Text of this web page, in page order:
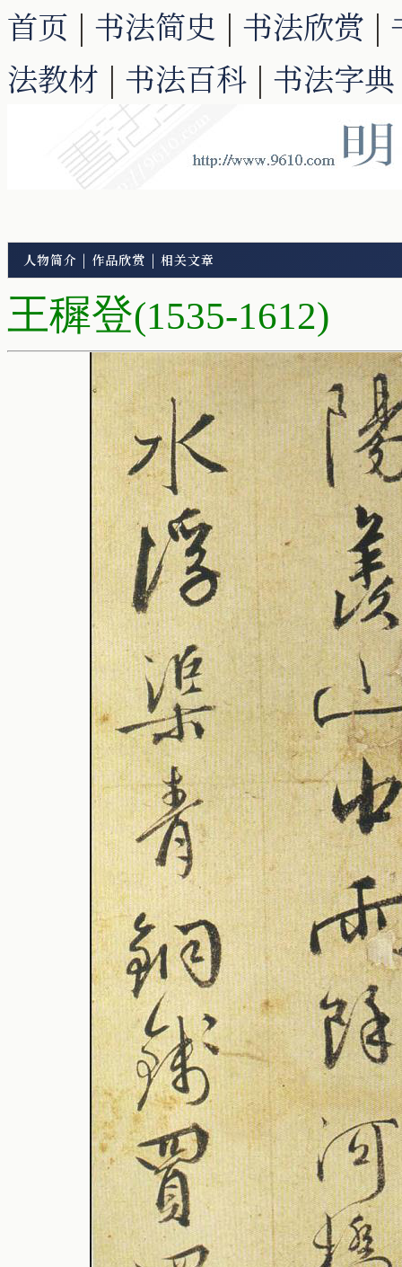
首页 | 书法简史 | 书法欣赏 |
法教材 | 书法百科 | 书法字典
人物简介 | 作品欣赏 | 相关文章
王穉登(1535-1612)